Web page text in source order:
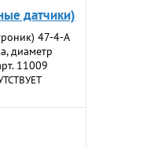
датчики)
47-4-A
диаметр
11009